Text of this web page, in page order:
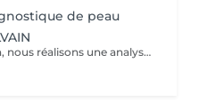
de peau
Lors de la première consultation, nous réalisons une analyse personnalisée de votre peau et de votre routine cosmétique. Nous définissons ensuite un plan de traitement sur mesure, adapté à vos besoins et à vos objectifs.